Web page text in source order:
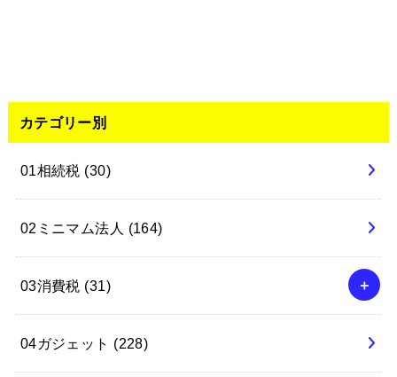
カテゴリー別
01相続税 (30)
02ミニマム法人 (164)
03消費税 (31)
04ガジェット (228)